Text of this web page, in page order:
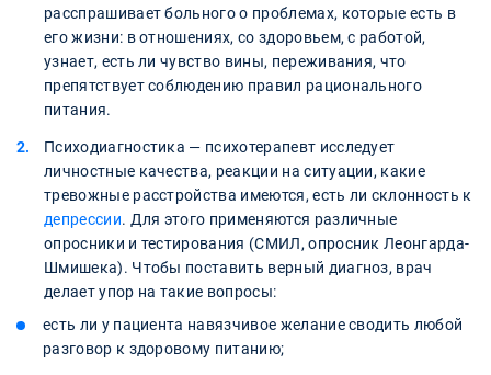
расспрашивает больного о проблемах, которые есть в
его жизни: в отношениях, со здоровьем, с работой,
узнает, есть ли чувство вины, переживания, что
препятствует соблюдению правил рационального
питания.
Психодиагностика — психотерапевт исследует
личностные качества, реакции на ситуации, какие
тревожные расстройства имеются, есть ли склонность к
депрессии. Для этого применяются различные
опросники и тестирования (СМИЛ, опросник Леонгарда-
Шмишека). Чтобы поставить верный диагноз, врач
делает упор на такие вопросы:
есть ли у пациента навязчивое желание сводить любой
разговор к здоровому питанию;